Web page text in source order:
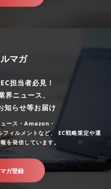
マガ
担当者必見！
界ニュース、
知らせ等お届け
ース・Amazon・
ィルメントなど、
EC戦略策定や運
を発信しています。
ガ登録